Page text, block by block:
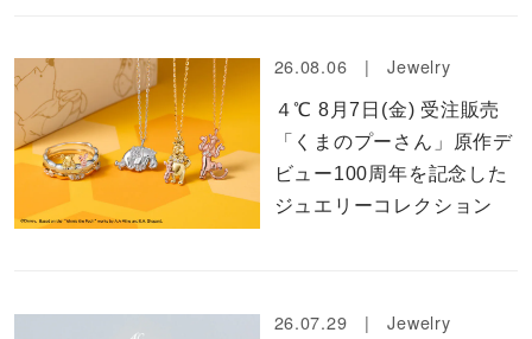
誕生石
モチーフ
着用シーン
26.08.06 |Jewelry
４℃ 8月7日(金) 受注販売
「くまのプーさん」原作デ
ビュー100周年を記念した
ジュエリーコレクション
26.07.29 |Jewelry